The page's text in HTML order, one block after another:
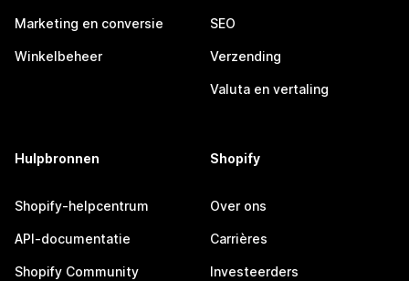
Marketing en conversie
Winkelbeheer
SEO
Verzending
Valuta en vertaling
Hulpbronnen
Shopify-helpcentrum
API-documentatie
Shopify Community
Shopify
Over ons
Carrières
Investeerders